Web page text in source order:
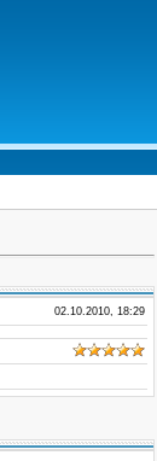
02.10.2010, 18:29